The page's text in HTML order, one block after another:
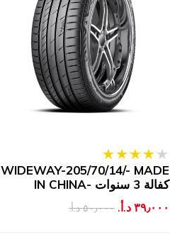
WIDEWAY-205/70/14/- MADE
IN CHINA- كفالة 3 سنوات
٥٠٫٠٠٠ د.أ.‏ ٣٩٫٠٠٠ د.أ.‏